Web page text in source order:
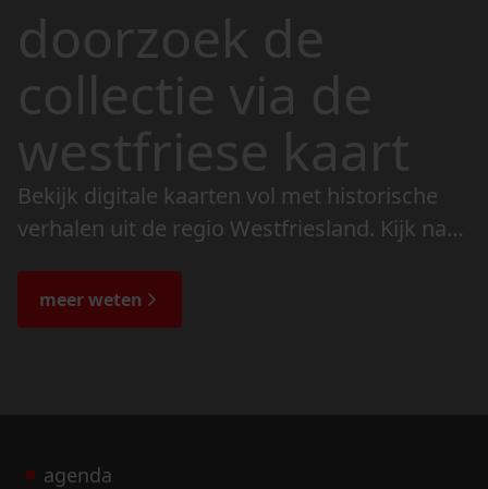
doorzoek de
collectie via de
westfriese kaart
Bekijk digitale kaarten vol met historische
verhalen uit de regio Westfriesland. Kijk naar
de bijzondere verhalen.
meer weten
agenda